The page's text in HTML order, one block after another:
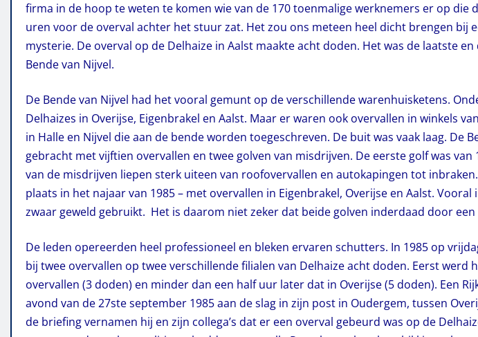
firma in de hoop te weten te komen wie van de 170 toenmalige werknemers er op die
uren voor de overval achter het stuur zat. Het zou ons meteen heel dicht brengen bij
mysterie. De overval op de Delhaize in Aalst maakte acht doden. Het was de laatste
Bende van Nijvel.
De Bende van Nijvel had het vooral gemunt op de verschillende warenhuis­ketens.
Delhaizes in Overijse, Eigenbrakel en Aalst. Maar er waren ook overvallen in winkels
in Halle en Nijvel die aan de bende worden toegeschreven. De buit was vaak laag. De
gebracht met vijftien overvallen en twee golven van misdrijven. De eerste golf was van
van de misdrijven liepen sterk uiteen van roofovervallen en autokapingen tot
plaats in het najaar van 1985 – met overvallen in Eigenbrakel, Overijse en Aalst.
zwaar geweld gebruikt. Het is daarom niet zeker dat beide golven inderdaad door een
De leden opereerden heel professioneel en bleken ervaren schutters. In 1985 op
bij twee overvallen op twee verschillende filialen van Delhaize acht doden. Eerst werd
overvallen (3 doden) en minder dan een half uur later dat in Overijse (5 doden). Een
avond van de 27ste september 1985 aan de slag in zijn post in Oudergem, tussen
de briefing vernamen hij en zijn collega’s dat er een overval gebeurd was op de